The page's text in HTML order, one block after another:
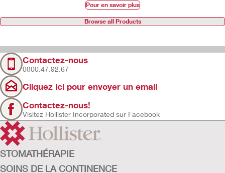
Pour en savoir plus
Browse all Products
Contactez-nous
0800.47.92.67
Cliquez ici pour envoyer un email
Contactez-nous!
Visitez Hollister Incorporated sur Facebook
STOMATHÉRAPIE
SOINS DE LA CONTINENCE